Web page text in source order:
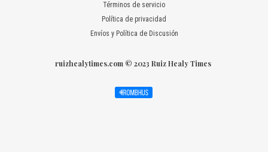
Términos de servicio
Política de privacidad
Envíos y Política de Discusión
ruizhealytimes.com © 2023 Ruiz Healy Times